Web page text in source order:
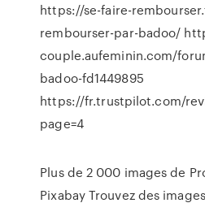
https://se-faire-
rembourser-par-badoo/
couple.aufeminin.com/
badoo-fd1449895
https://fr.trustpilot.com/
page=4
Plus de 2 000 images de
Pixabay Trouvez des